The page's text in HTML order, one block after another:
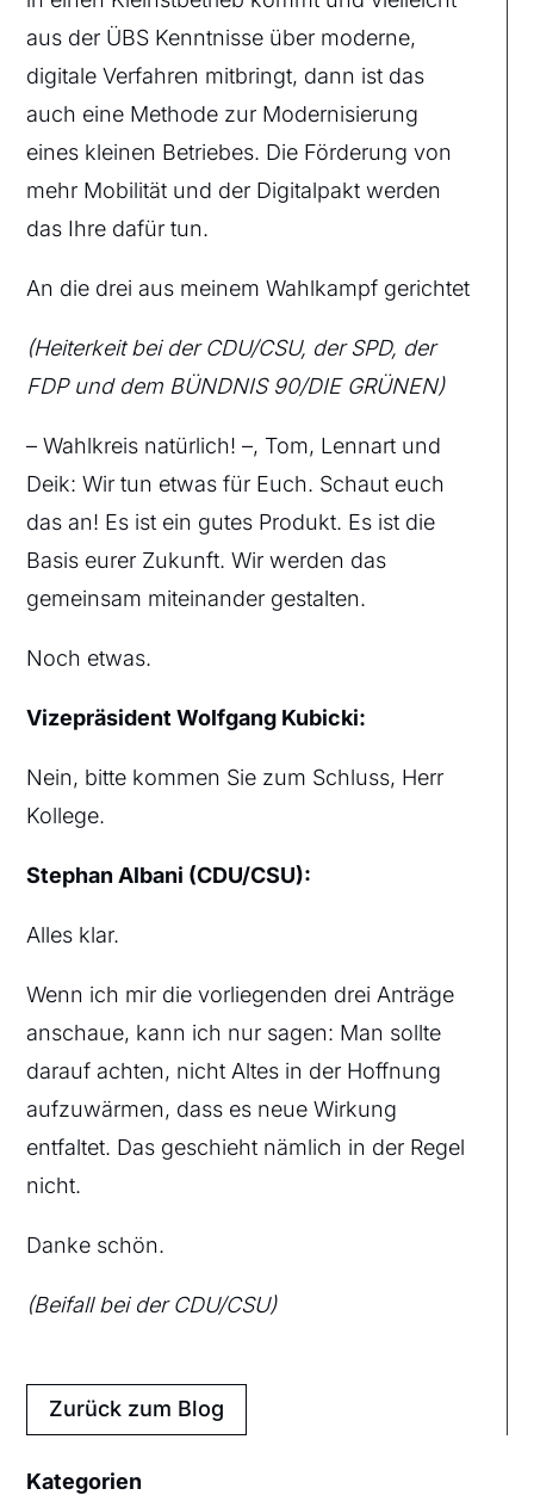
aus der ÜBS Kenntnisse über moderne,
digitale Verfahren mitbringt, dann ist das
auch eine Methode zur Modernisierung
eines kleinen Betriebes. Die Förderung von
mehr Mobilität und der Digitalpakt werden
das Ihre dafür tun.
An die drei aus meinem Wahlkampf gerichtet
(Heiterkeit bei der CDU/CSU, der SPD, der
FDP und dem BÜNDNIS 90/DIE GRÜNEN)
– Wahlkreis natürlich! –, Tom, Lennart und
Deik: Wir tun etwas für Euch. Schaut euch
das an! Es ist ein gutes Produkt. Es ist die
Basis eurer Zukunft. Wir werden das
gemeinsam miteinander gestalten.
Noch etwas.
Vizepräsident Wolfgang Kubicki:
Nein, bitte kommen Sie zum Schluss, Herr
Kollege.
Stephan Albani (CDU/CSU):
Alles klar.
Wenn ich mir die vorliegenden drei Anträge
anschaue, kann ich nur sagen: Man sollte
darauf achten, nicht Altes in der Hoffnung
aufzuwärmen, dass es neue Wirkung
entfaltet. Das geschieht nämlich in der Regel
nicht.
Danke schön.
(Beifall bei der CDU/CSU)
Zurück zum Blog
Kategorien